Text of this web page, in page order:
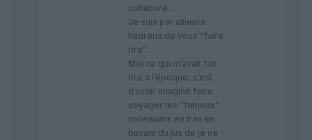
collaboré…
Je suis par ailleurs
heureux de vous “faire
rire”.
Moi ce qui m’avait fait
rire à l’époque, c’est
d’avoir imaginé faire
voyager les “fameux”
milleniums en Iran en
buvant du jus de je ne